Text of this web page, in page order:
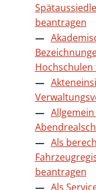
beantragen
Als
beantragen
Als